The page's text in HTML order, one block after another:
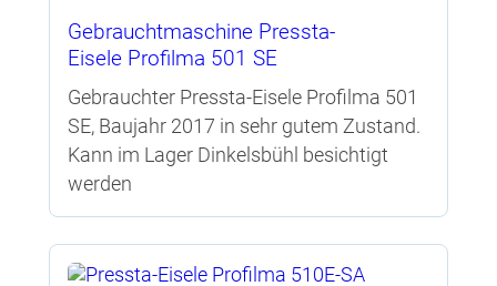
Gebrauchtmaschine Pressta-
Eisele Profilma 501 SE
Gebrauchter Pressta-Eisele Profilma 501
SE, Baujahr 2017 in sehr gutem Zustand.
Kann im Lager Dinkelsbühl besichtigt
werden